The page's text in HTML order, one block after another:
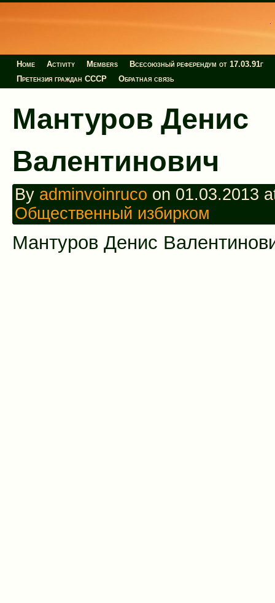
Home Activity Members Всесоюзный референдум от 17.03.91г
Претензия граждан СССР
Обратная связь
Мантуров Денис
Валентинович
By adminvoinruco on 01.03.2013
Общественный избирком
Мантуров Денис